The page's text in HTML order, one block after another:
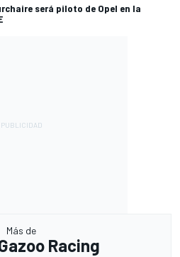
será piloto de Opel en la
Más de
Racing